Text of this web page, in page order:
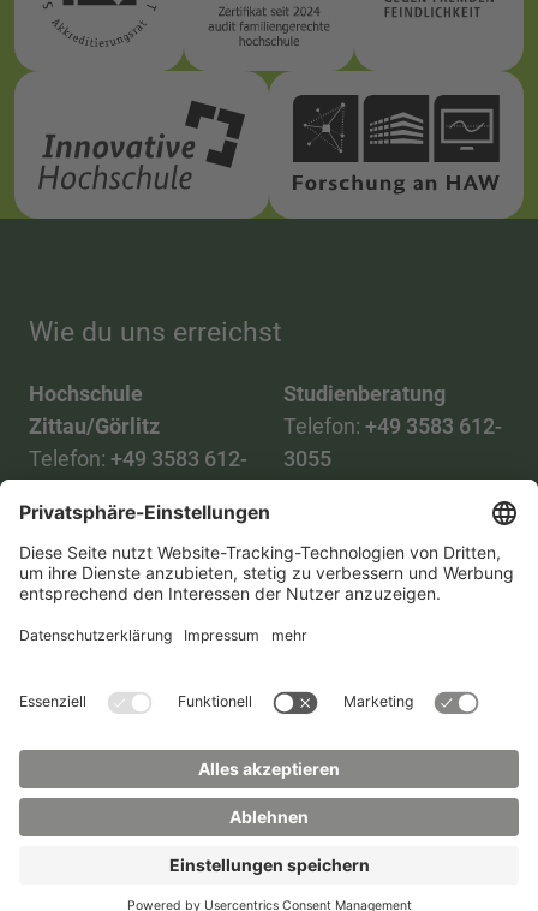
Wie du uns erreichst
Hochschule
Zittau/Görlitz
Telefon: +49 3583 612-
Mail:info(at)hszg.de
Studienberatung
Telefon: +49 3583 612-
3055
Mail:
stud.info(at)hszg.de
TransparenzgesetzKontakt Lageplan